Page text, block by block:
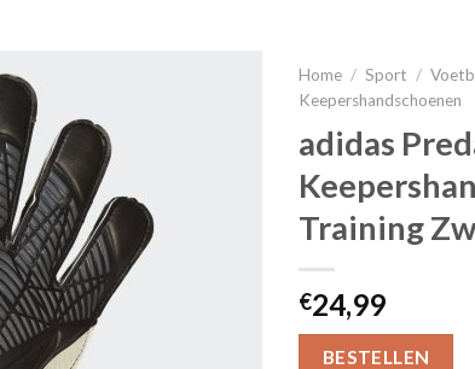
Home / Sport /
Keepershandschoenen
adidas
Training
€24,99
BESTELLEN